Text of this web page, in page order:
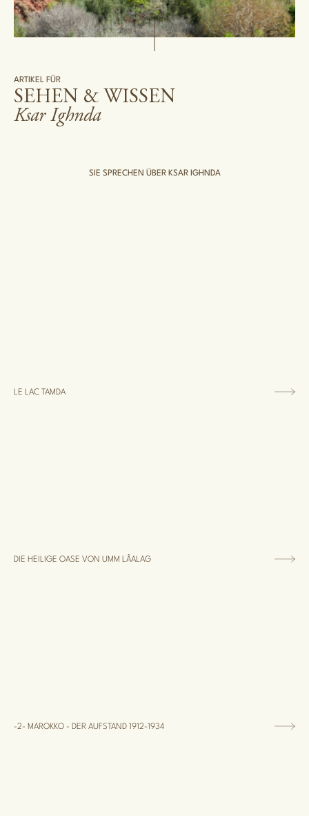
ARTIKEL FÜR
SEHEN & WISSEN
Ksar Ighnda
SIE SPRECHEN ÜBER KSAR IGHNDA
LE LAC TAMDA
DIE HEILIGE OASE VON UMM LÂALAG
-2- MAROKKO - DER AUFSTAND 1912-1934